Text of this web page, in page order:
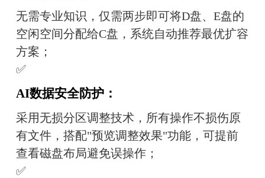
无需专业知识，仅需两步即可将D盘、E盘的
空闲空间分配给C盘，系统自动推荐最优扩容
方案；
✅
AI数据安全防护：
采用无损分区调整技术，所有操作不损伤原
有文件，搭配"预览调整效果"功能，可提前
查看磁盘布局避免误操作；
✅